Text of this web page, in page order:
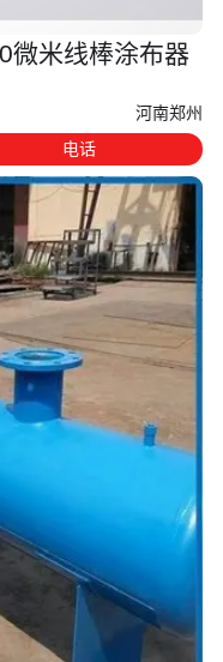
微米线棒涂布器
河南郑州
电话